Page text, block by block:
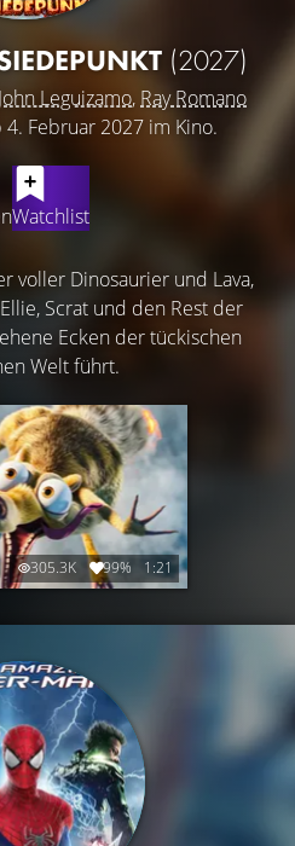
(2027)
John Leguizamo, Ray Romano
4. Februar 2027 im Kino.
Watchlist
voller Dinosaurier und Lava,
Scrat und den Rest der
Ecken der tückischen
Welt führt.
305.3K 99% 1:21